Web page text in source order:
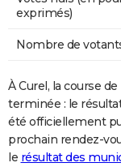
exprimés)
Nombre de
À Curel, la course
terminée : le
été officiellement
prochain rendez-
le résultat des